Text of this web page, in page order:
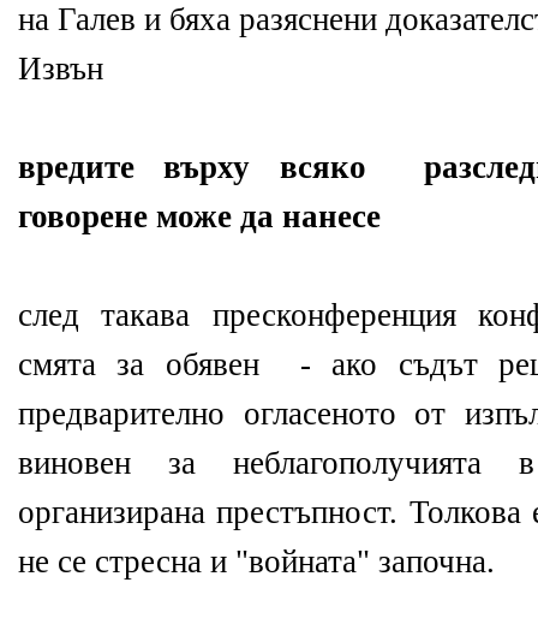
на Галев и бяха разяснени
Извън
вредите върху всяко
говорене може да нанесе
след такава пресконференция
смята за обявен - ако съдът
предварително огласеното от
виновен за
организирана престъпност.
не се стресна и "войната" започна.